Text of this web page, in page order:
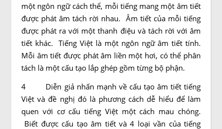
một ngôn ngữ cách thể, mỗi tiếng mang một âm tiết
được phát âm tách rời nhau. Âm tiết của mỗi tiếng
được phát ra với một thanh điệu và tách rời với âm
tiết khác. Tiếng Việt là một ngôn ngữ âm tiết tính.
Mỗi âm tiết được phát âm liền một hơi, có thể phân
tách là một cấu tạo lắp ghép gồm từng bộ phận.
4 Diễn giả nhấn mạnh về cấu tạo âm tiết tiếng
Việt và đề nghị đó là phương cách dễ hiểu để làm
quen với cơ cấu tiếng Việt một cách mau chóng.
Biết được cấu tạo âm tiết và 4 loại vần của tiếng